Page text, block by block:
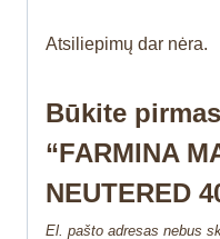
Atsiliepimų dar nėra.
Būkite
“FARMINA
NEUTERED
El. pašto adresas nebus